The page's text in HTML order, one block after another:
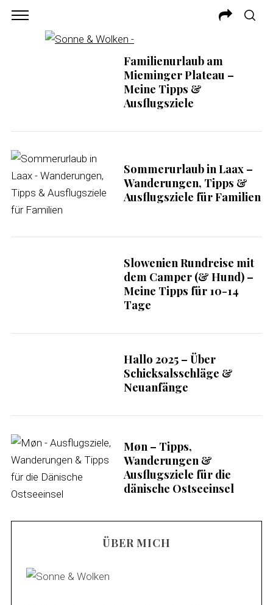
Familienurlaub am
Mieminger Plateau –
Meine Tipps &
Ausflugsziele
Sommerurlaub in Laax –
Wanderungen, Tipps &
Ausflugsziele für Familien
Slowenien Rundreise mit
dem Camper (& Hund) –
Meine Tipps für 10-14
Tage
Hallo 2025 – Über
Schicksalsschläge &
Neuanfänge
Møn – Tipps,
Wanderungen &
Ausflugsziele für die
dänische Ostseeinsel
ÜBER MICH